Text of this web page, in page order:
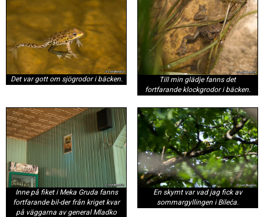
Det var gott om sjögrodor i bäcken.
Till min glädje fanns det
fortfarande klockgrodor i bäcken.
Inne på fiket i Meka Gruda fanns
fortfarande bil-der från kriget kvar
på väggarna av general Mladko
En skymt var vad jag fick av
sommargyllingen i Bileća.